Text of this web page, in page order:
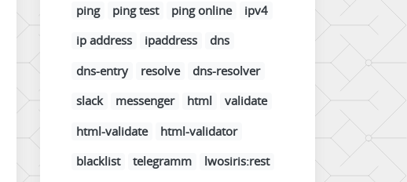
ping
ping test ping online
ipv4
ip address
ipaddress
dns
dns-entry
resolve
dns-resolver
slack
messenger html
validate
html-validate
html-validator
blacklist
telegramm
lwosiris:rest